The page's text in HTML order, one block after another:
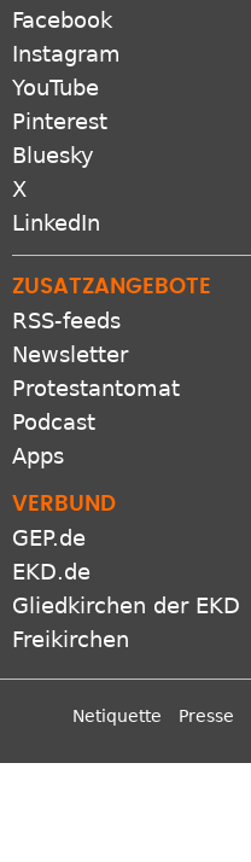
Facebook
Instagram
YouTube
Pinterest
Bluesky
X
LinkedIn
ZUSATZANGEBOTE
RSS-feeds
Newsletter
Protestantomat
Podcast
Apps
VERBUND
GEP.de
EKD.de
Gliedkirchen der EKD
Freikirchen
Netiquette Presse